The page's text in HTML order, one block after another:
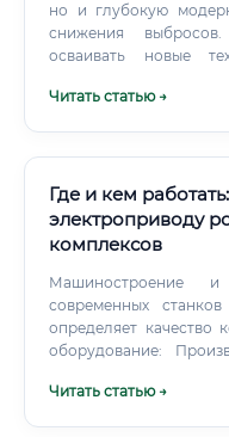
но и глубокую
снижения
осваивать новые
Читать статью →
Где и кем
электроприводу
комплексов
Машиностроение и
современных
определяет качество
оборудование:
лабораторных
Читать статью →